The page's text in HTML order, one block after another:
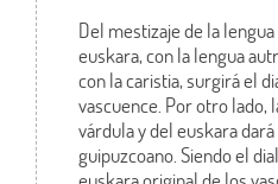
Del mestizaje de la
euskara, con la lengua
con la caristia, surgirá el
vascuence. Por otro lado,
várdula y del euskara
guipuzcoano. Siendo el